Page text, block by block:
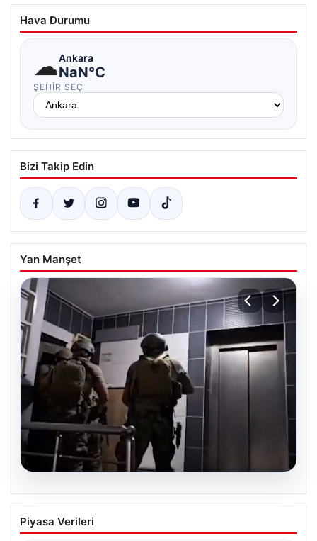
Hava Durumu
☁Ankara
NaN°C
ŞEHIR SEÇ
Bizi Takip Edin
Yan Manşet
İntihar Mektubuyla Ortaya Çıkan
Tefecilik Şebekesi Çökertildi: Milyarlık
Piyasa Verileri